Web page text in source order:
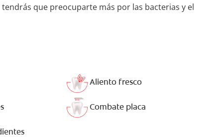
que preocuparte más por las bacterias y el
Aliento fresco
Combate placa